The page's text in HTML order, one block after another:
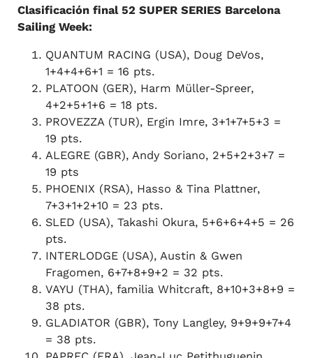
Clasificación final 52 SUPER SERIES Barcelona
Sailing Week:
QUANTUM RACING (USA), Doug DeVos,
1+4+4+6+1 = 16 pts.
PLATOON (GER), Harm Müller-Spreer,
4+2+5+1+6 = 18 pts.
PROVEZZA (TUR), Ergin Imre, 3+1+7+5+3 =
19 pts.
ALEGRE (GBR), Andy Soriano, 2+5+2+3+7 =
19 pts
PHOENIX (RSA), Hasso & Tina Plattner,
7+3+1+2+10 = 23 pts.
SLED (USA), Takashi Okura, 5+6+6+4+5 = 26
pts.
INTERLODGE (USA), Austin & Gwen
Fragomen, 6+7+8+9+2 = 32 pts.
VAYU (THA), familia Whitcraft, 8+10+3+8+9 =
38 pts.
GLADIATOR (GBR), Tony Langley, 9+9+9+7+4
= 38 pts.